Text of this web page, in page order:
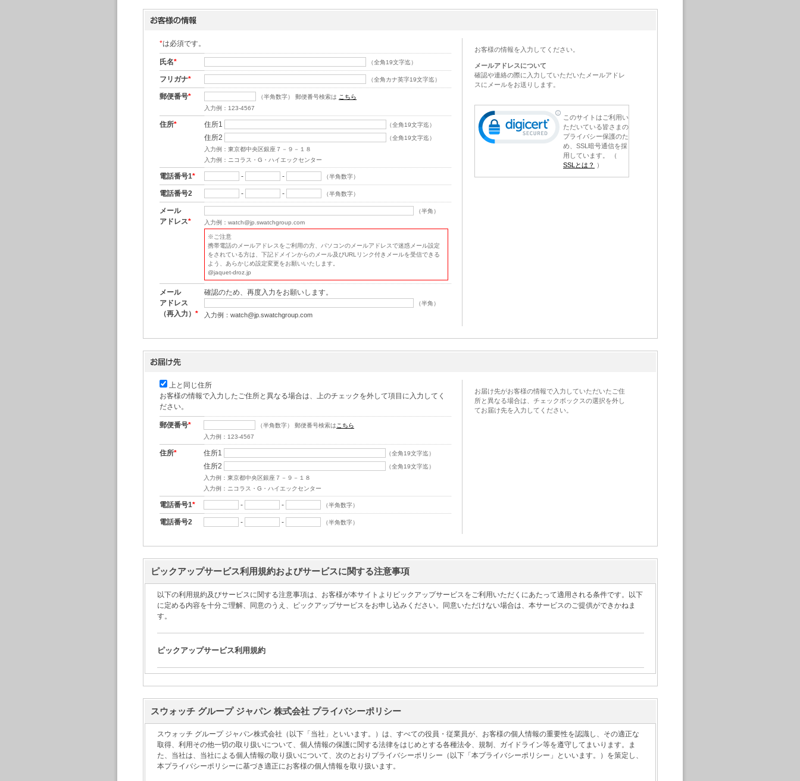
*は必須です。
氏名* （全角19文字迄）
フリガナ* （全角カナ英字19文字迄）
郵便番号* （半角数字） 郵便番号検索は こちら
入力例：123-4567
住所* 住所1 （全角19文字迄）
住所2
（全角19文字迄）
入力例：東京都中央区銀座７－９－１８
入力例：ニコラス・G・ハイエックセンター
電話番号1* - - （半角数字）
電話番号2 - - （半角数字）
メール
アドレス*
（半角）
入力例：watch@jp.swatchgroup.com
※ご注意
携帯電話のメールアドレスをご利用の方、パソコンのメールアドレスで迷惑メール設定
をされている方は、下記ドメインからのメール及びURLリンク付きメールを受信できる
よう、あらかじめ設定変更をお願いいたします。
@jaquet-droz.jp
メール
アドレス
（再入力） *
確認のため、再度入力をお願いします。
（半角）
入力例：watch@jp.swatchgroup.com
お客様の情報を入力してください。
メールアドレスについて
確認や連絡の際に入力していただいたメールアドレ
スにメールをお送りします。
このサイトはご利用い
ただいている皆さまの
プライバシー保護のた
め、SSL暗号通信を採
用しています。 （
SSLとは？
）
上と同じ住所
お客様の情報で入力したご住所と異なる場合は、上のチェックを外して項目に入力してく
ださい。
郵便番号* （半角数字） 郵便番号検索は こちら
入力例：123-4567
住所* 住所1 （全角19文字迄）
住所2
（全角19文字迄）
入力例：東京都中央区銀座７－９－１８
入力例：ニコラス・G・ハイエックセンター
電話番号1* - - （半角数字）
電話番号2 - - （半角数字）
お届け先がお客様の情報で入力していただいたご住
所と異なる場合は、チェックボックスの選択を外し
てお届け先を入力してください。
ピックアップサービス利用規約およびサービスに関する注意事項
以下の利用規約及びサービスに関する注意事項は、お客様が本サイトよりピックアップサービスをご利用いただくにあたって適用される条件です。以下
に定める内容を十分ご理解、同意のうえ、ピックアップサービスをお申し込みください。同意いただけない場合は、本サービスのご提供ができかねま
す。
ピックアップサービス利用規約
1.サービス概要
本サービスは、スウォッチ グループ ジャパンで取り扱う時計（一部を除く）のメンテナンスを希望されるお客様に対して、ご指定の場所への梱包資材
のお届け、弊社指定運送業者による時計のお引き取りを行うサービスです。メンテナンス完了後もしくはキャンセル後は、代引きにて、弊社指定運送業
者による時計のご返送となります。本サービスは、日本国内にお住まいのお客様が所有する上記商品で、お届け先が日本国内である場合のみに適用され
ます。日本国外に居住のお客様は本サービスをご利用いただけません。お申し込み1回につき、時計1本のサービスご利用となります。複数本のサービス
をご希望の場合は、その本数分のサービスお申し込みが必要です。本サービスにて時計を輸送いただいても、メンテナンスできない場合がございます。
メンテナンス作業に不要な付属品、使用説明書、同梱書類（保証期間内の保証書を除く）などは全て外して梱包し、弊社指定運送業者にお渡しくださ
い。
スウォッチ グループ ジャパン 株式会社 プライバシーポリシー
スウォッチ グループ ジャパン株式会社（以下「当社」といいます。）は、すべての役員・従業員が、お客様の個人情報の重要性を認識し、その適正な
取得、利用その他一切の取り扱いについて、個人情報の保護に関する法律をはじめとする各種法令、規制、ガイドライン等を遵守してまいります。ま
た、当社は、当社による個人情報の取り扱いについて、次のとおりプライバシーポリシー（以下「本プライバシーポリシー」といいます。）を策定し、
本プライバシーポリシーに基づき適正にお客様の個人情報を取り扱います。